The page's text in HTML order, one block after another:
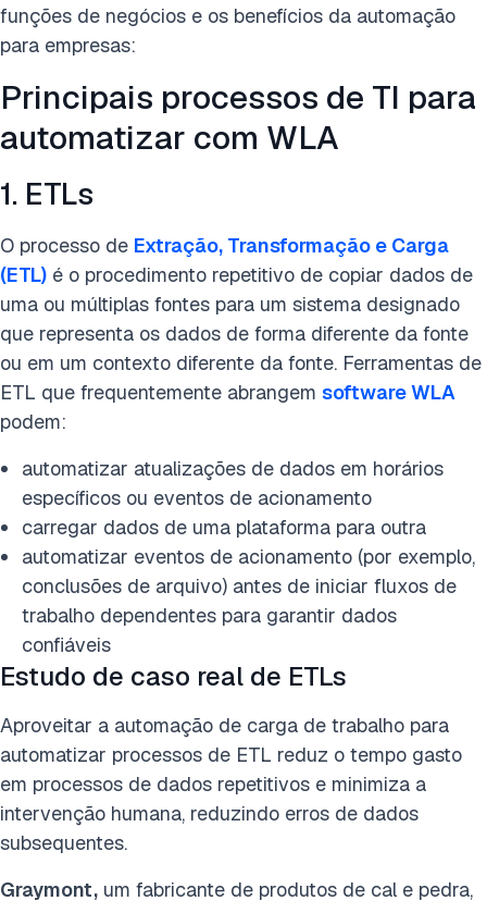
Filtro
Indústria
MineraçãoTransporte/Envio
Serviços financeirosVarejoTecnologia Fabricação
Função de negócios
Financiar Operações Cadeia de mantimentosTI / Tecnologia
P&amp;D / Pesquisa e Desenvolvimento
funções de negócios e os benefícios da automação
para empresas:
Principais processos de TI para
automatizar com WLA
1. ETLs
O processo de Extração, Transformação e Carga
(ETL) é o procedimento repetitivo de copiar dados de
uma ou múltiplas fontes para um sistema designado
que representa os dados de forma diferente da fonte
ou em um contexto diferente da fonte. Ferramentas de
ETL que frequentemente abrangem software WLA
podem:
automatizar atualizações de dados em horários
específicos ou eventos de acionamento
carregar dados de uma plataforma para outra
automatizar eventos de acionamento (por exemplo,
conclusões de arquivo) antes de iniciar fluxos de
trabalho dependentes para garantir dados
confiáveis
Estudo de caso real de ETLs
Aproveitar a automação de carga de trabalho para
automatizar processos de ETL reduz o tempo gasto
em processos de dados repetitivos e minimiza a
intervenção humana, reduzindo erros de dados
subsequentes.
Graymont, um fabricante de produtos de cal e pedra,